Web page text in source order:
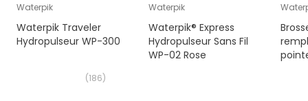
Waterpik
Waterpik Traveler
Hydropulseur WP-300
(186)
Waterpik
Waterpik® Express
Hydropulseur Sans Fil
WP-02 Rose